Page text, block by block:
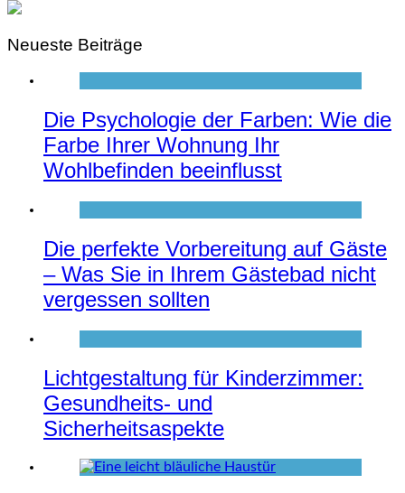
Neueste Beiträge
Die Psychologie der Farben: Wie die
Farbe Ihrer Wohnung Ihr
Wohlbefinden beeinflusst
Die perfekte Vorbereitung auf Gäste
– Was Sie in Ihrem Gästebad nicht
vergessen sollten
Lichtgestaltung für Kinderzimmer:
Gesundheits- und
Sicherheitsaspekte